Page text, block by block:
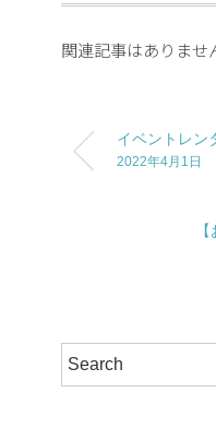
関連記事はありませ
イベントレン
2022年4月1日